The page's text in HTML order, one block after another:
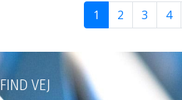
1 2 3 4
FIND VEJ